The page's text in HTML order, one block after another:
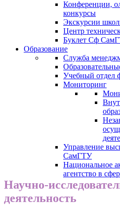
Конференции,
конкурсы
Экскурсии
Центр
Буклет Сф
Образование
Служба
Учебный отдел
Мониторинг
Управление
СамГТУ
Национальное
агентство в
Научно-
деятельность